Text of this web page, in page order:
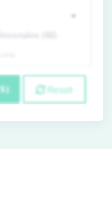
Reset